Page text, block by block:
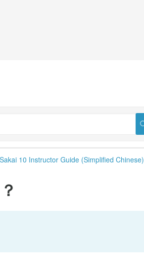
Sakai 10 Instructor Guide (Simplified Chinese)